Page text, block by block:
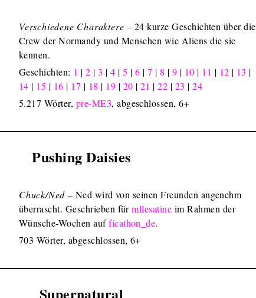
Verschiedene Charaktere – 24 kurze Geschichten über die
Crew der Normandy und Menschen wie Aliens die sie
kennen.
Geschichten: 1 |2 |3 |4 | 5 | 6 | 7 | 8 | 9 | 10 | 11 | 12 | 13 |
14 | 15 | 16 | 17 | 18 | 19 | 20 | 21 |22 | 23 |24
5.217 Wörter, pre-ME3, abgeschlossen, 6+
Pushing Daisies
Chuck/Ned – Ned wird von seinen Freunden angenehm
überrascht. Geschrieben fürmllesatine im Rahmen der
Wünsche-Wochen aufficathon_de.
703 Wörter, abgeschlossen, 6+
Supernatural